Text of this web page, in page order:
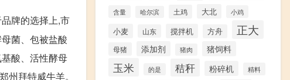
牌的选择上,市
菌、包被盐酸
酸、活性酵母
拜特威牛羊。
含量 哈尔滨 土鸡 大北 小鸡
小麦 山东 搅拌机 方舟 正大
母猪 添加剂 猪肉 猪饲料
玉米 的是 秸秆 粉碎机
精料